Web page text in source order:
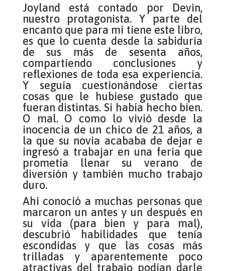
Joyland está contado por Devin,
nuestro protagonista. Y parte del
encanto que para mí tiene este libro,
es que lo cuenta desde la sabiduría
de sus más de sesenta años,
compartiendo conclusiones y
reflexiones de toda esa experiencia.
Y seguía cuestionándose ciertas
cosas que le hubiese gustado que
fueran distintas. Si había hecho bien.
O mal. O como lo vivió desde la
inocencia de un chico de 21 años, a
la que su novia acababa de dejar e
ingresó a trabajar en una feria que
prometía llenar su verano de
diversión y también mucho trabajo
duro.
Ahí conoció a muchas personas que
marcaron un antes y un después en
su vida (para bien y para mal),
descubrió habilidades que tenía
escondidas y que las cosas más
trilladas y aparentemente poco
atractivas del trabajo podían darle